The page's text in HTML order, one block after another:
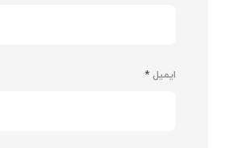
ایمیل *